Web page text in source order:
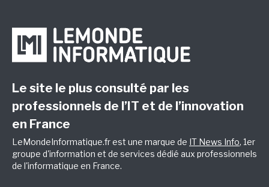
Le site le plus consulté par les
professionnels de l’IT et de l’innovation
en France
LeMondeInformatique.fr est une marque de IT News Info, 1er
groupe d'information et de services dédié aux professionnels
de l'informatique en France.